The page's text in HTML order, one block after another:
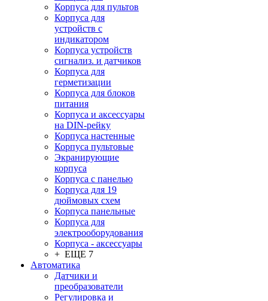
Корпуса для пультов
Корпуса для
устройств с
индикатором
Корпуса устройств
сигнализ. и датчиков
Корпуса для
герметизации
Корпуса для блоков
питания
Корпуса и аксессуары
на DIN-рейку
Корпуса настенные
Корпуса пультовые
Экранирующие
корпуса
Корпуса с панелью
Корпуса для 19
дюймовых схем
Корпуса панельные
Корпуса для
электрооборудования
Корпуса - аксессуары
+ ЕЩЕ 7
Автоматика
Датчики и
преобразователи
Регулировка и